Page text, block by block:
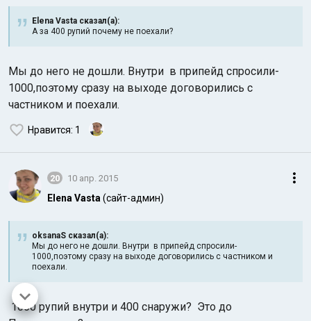
Elena Vasta сказал(а):
А за 400 рупий почему не поехали?
Мы до него не дошли. Внутри в припейд спросили-
1000,поэтому сразу на выходе договорились с
частником и поехали.
Нравится: 1
20 10 апр. 2015
Elena Vasta (сайт-админ)
oksanaS сказал(а):
Мы до него не дошли. Внутри в припейд спросили-
1000,поэтому сразу на выходе договорились с частником и
поехали.
1000 рупий внутри и 400 снаружи? Это до